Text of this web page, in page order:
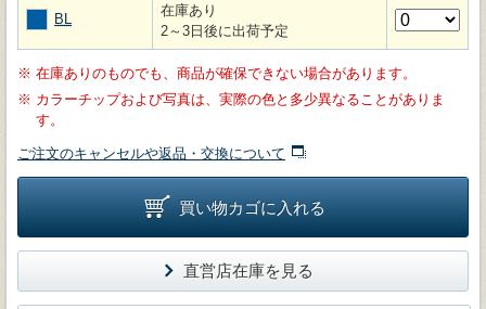
BL
在庫あり
2～3日後に出荷予定
※ 在庫ありのものでも、商品が確保できない場合があります。
※ カラーチップおよび写真は、実際の色と多少異なることがありま
す。
ご注文のキャンセルや返品・交換について
買い物カゴに入れる
直営店在庫を見る